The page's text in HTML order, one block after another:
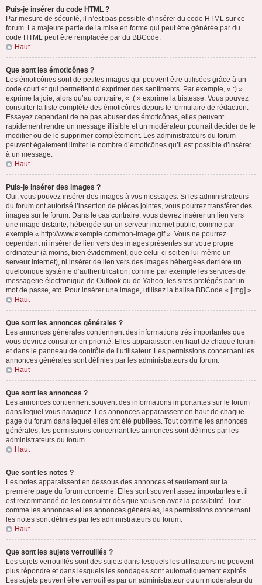
Puis-je insérer du code HTML ?
Par mesure de sécurité, il n’est pas possible d’insérer du code HTML sur ce
forum. La majeure partie de la mise en forme qui peut être générée par du
code HTML peut être remplacée par du BBCode.
Haut
Que sont les émoticônes ?
Les émoticônes sont de petites images qui peuvent être utilisées grâce à un
code court et qui permettent d’exprimer des sentiments. Par exemple, « :) »
exprime la joie, alors qu’au contraire, « :( » exprime la tristesse. Vous pouvez
consulter la liste complète des émoticônes depuis le formulaire de rédaction.
Essayez cependant de ne pas abuser des émoticônes, elles peuvent
rapidement rendre un message illisible et un modérateur pourrait décider de le
modifier ou de le supprimer complètement. Les administrateurs du forum
peuvent également limiter le nombre d’émoticônes qu’il est possible d’insérer
à un message.
Haut
Puis-je insérer des images ?
Oui, vous pouvez insérer des images à vos messages. Si les administrateurs
du forum ont autorisé l’insertion de pièces jointes, vous pourrez transférer des
images sur le forum. Dans le cas contraire, vous devrez insérer un lien vers
une image distante, hébergée sur un serveur internet public, comme par
exemple « http://www.exemple.com/mon-image.gif ». Vous ne pourrez
cependant ni insérer de lien vers des images présentes sur votre propre
ordinateur (à moins, bien évidemment, que celui-ci soit en lui-même un
serveur internet), ni insérer de lien vers des images hébergées derrière un
quelconque système d’authentification, comme par exemple les services de
messagerie électronique de Outlook ou de Yahoo, les sites protégés par un
mot de passe, etc. Pour insérer une image, utilisez la balise BBCode « [img] ».
Haut
Que sont les annonces générales ?
Les annonces générales contiennent des informations très importantes que
vous devriez consulter en priorité. Elles apparaissent en haut de chaque forum
et dans le panneau de contrôle de l’utilisateur. Les permissions concernant les
annonces générales sont définies par les administrateurs du forum.
Haut
Que sont les annonces ?
Les annonces contiennent souvent des informations importantes sur le forum
dans lequel vous naviguez. Les annonces apparaissent en haut de chaque
page du forum dans lequel elles ont été publiées. Tout comme les annonces
générales, les permissions concernant les annonces sont définies par les
administrateurs du forum.
Haut
Que sont les notes ?
Les notes apparaissent en dessous des annonces et seulement sur la
première page du forum concerné. Elles sont souvent assez importantes et il
est recommandé de les consulter dès que vous en avez la possibilité. Tout
comme les annonces et les annonces générales, les permissions concernant
les notes sont définies par les administrateurs du forum.
Haut
Que sont les sujets verrouillés ?
Les sujets verrouillés sont des sujets dans lesquels les utilisateurs ne peuvent
plus répondre et dans lesquels les sondages sont automatiquement expirés.
Les sujets peuvent être verrouillés par un administrateur ou un modérateur du